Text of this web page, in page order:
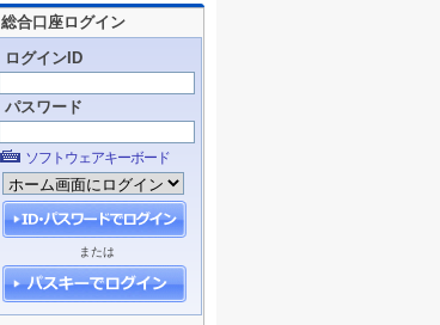
総合口座ログイン
ログインID
パスワード
ソフトウェアキーボード
または